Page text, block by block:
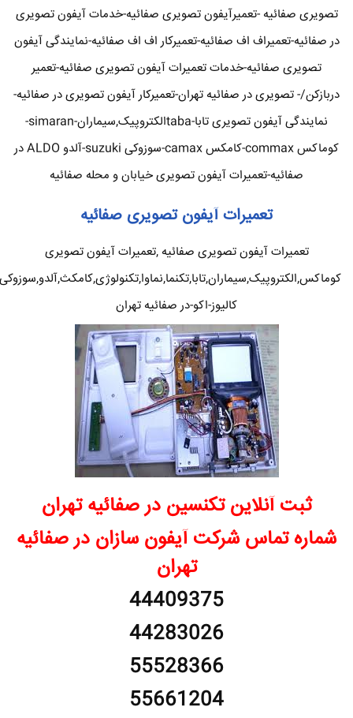
تصویری صفائیه -تعمیرآیفون تصویری صفائیه-خدمات آیفون تصویری
در صفائیه-تعمیراف اف صفائیه-تعمیرکار اف اف صفائیه-نمایندگی آیفون
تصویری صفائیه-خدمات تعمیرات آیفون تصویری صفائیه-تعمیر
دربازکن/- تصویری در صفائیه تهران-تعمیرکار آیفون تصویری در صفائیه-
نمایندگی آیفون تصویری تابا-tabaالکتروپیک,سیماران-simaran-
کوماکس commax-کامکس camax-سوزوکی suzuki-آلدو ALDO در
صفائیه-تعمیرات آیفون تصویری خیابان و محله صفائیه
تعمیرات آیفون تصویری صفائیه
تعمیرات آیفون تصویری صفائیه ,تعمیرات آیفون تصویری
کوماکس,الکتروپیک,سیماران,تابا,تکنما,نماوا,تکنولوژی,کامکث,آلدو,سوزوکی
کالیوز-اکو-در صفائیه تهران
ثبت آنلاین تکنسین در صفائیه تهران
شماره تماس شرکت آیفون سازان در صفائیه
تهران
44409375
44283026
55528366
55661204